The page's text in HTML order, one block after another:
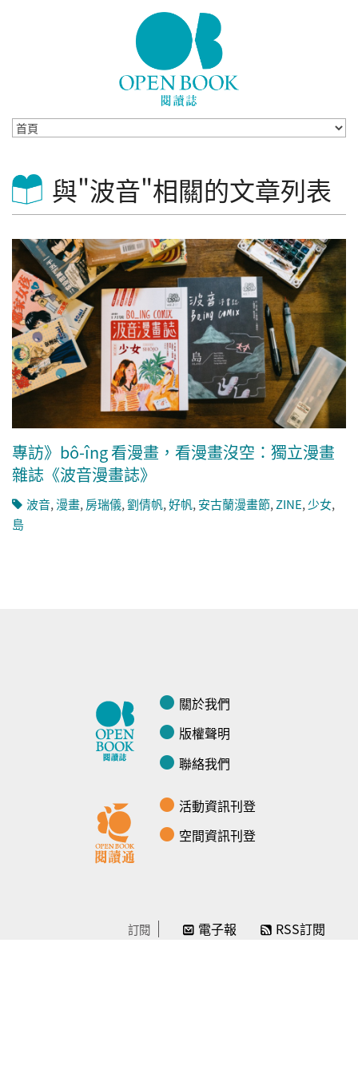
與"波音"相關的文章列表
專訪》bô-îng 看漫畫，看漫畫沒空：獨立漫畫
雜誌《波音漫畫誌》
波音,漫畫,房瑞儀,劉倩帆,好帆,安古蘭漫畫節,ZINE,少女,
島
關於我們
版權聲明
聯絡我們
活動資訊刊登
空間資訊刊登
訂閱 電子報 RSS訂閱